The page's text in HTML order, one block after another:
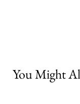
You Might